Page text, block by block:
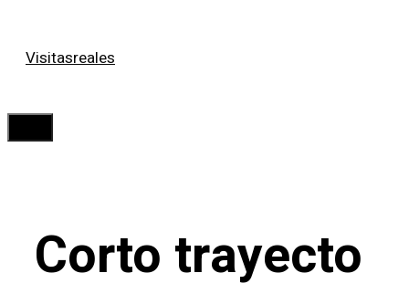
Visitasreales
Corto trayecto